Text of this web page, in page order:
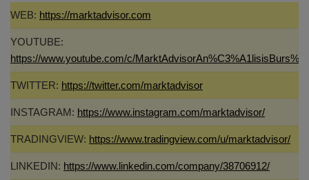
WEB: https://marktadvisor.com
YOUTUBE:
https://www.youtube.com/c/
TWITTER: https://twitter.com/marktadvisor
INSTAGRAM: https://www.instagram.com/marktadvisor/
TRADINGVIEW: https://www.tradingview.com/u/marktadvisor/
LINKEDIN: https://www.linkedin.com/company/38706912/